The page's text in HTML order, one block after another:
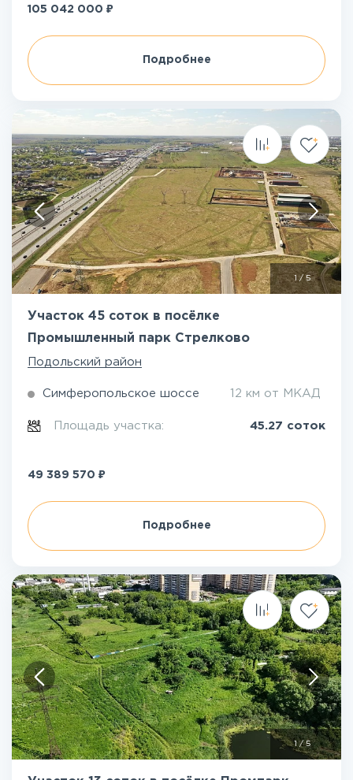
105 042 000 ₽
Подробнее
/ 5
Участок 45 соток в посёлке
Промышленный парк Стрелково
Подольский район
Симферопольское шоссе 12 км от МКАД
Площадь участка: 45.27 соток
49 389 570 ₽
Подробнее
1/5